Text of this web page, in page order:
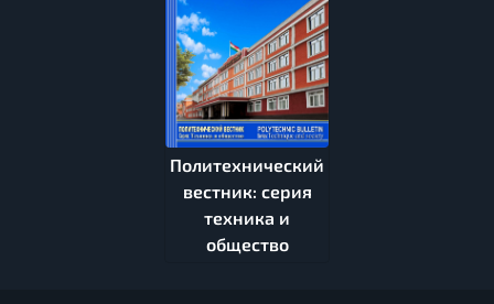
Политехнический
вестник: серия
техника и
общество